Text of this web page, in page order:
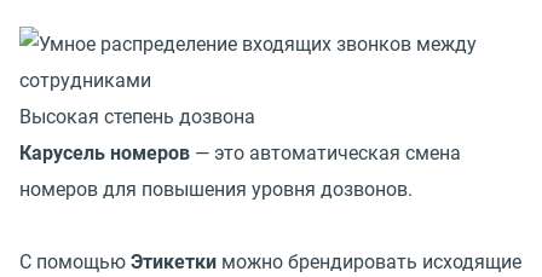
Высокая степень дозвона
Карусель номеров — это автоматическая смена
номеров для повышения уровня дозвонов.
С помощью Этикетки можно брендировать исходящие